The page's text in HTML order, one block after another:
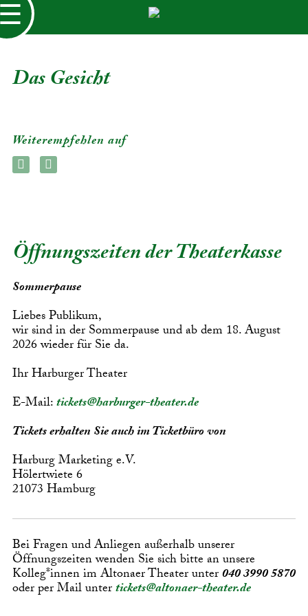
Das Gesicht
Weiterempfehlen auf
Öffnungszeiten der Theaterkasse
Sommerpause
Liebes Publikum,
wir sind in der Sommerpause und ab dem 18. August
2026 wieder für Sie da.
Ihr Harburger Theater
E-Mail:tickets@harburger-theater.de
Tickets erhalten Sie auch im Ticketbüro von
Harburg Marketing e.V.
Hölertwiete 6
21073 Hamburg
Bei Fragen und Anliegen außerhalb unserer
Öffnungszeiten wenden Sie sich bitte an unsere
Kolleg*innen im Altonaer Theater unter040 3990 5870
oder per Mail untertickets@altonaer-theater.de